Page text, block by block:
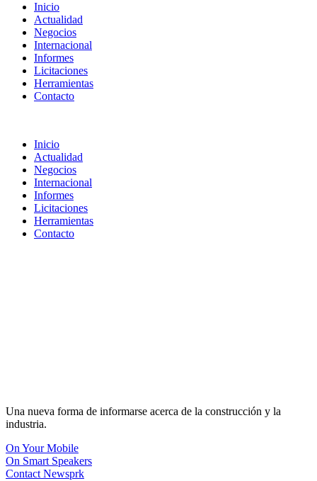
Inicio
Actualidad
Negocios
Internacional
Informes
Licitaciones
Herramientas
Contacto
Inicio
Actualidad
Negocios
Internacional
Informes
Licitaciones
Herramientas
Contacto
Una nueva forma de informarse acerca de la construcción y la
industria.
On Your Mobile
On Smart Speakers
Contact Newsprk